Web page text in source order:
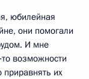
юбилейная
они помогали
И мне
возможности
их